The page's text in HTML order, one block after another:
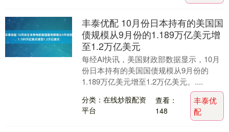
丰泰优配 10月份日本持有的美国国
债规模从9月份的1.189万亿美元增
至1.2万亿美元
每经AI快讯，美国财政部数据显示，10月
份日本持有的美国国债规模从9月份的
1.189万亿美元增至1.2万亿美元。....
分类：在线炒股配资
平台
查看：
148
丰泰优
配